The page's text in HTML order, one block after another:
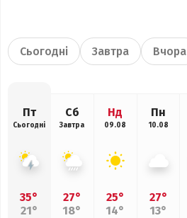
Сьогодні Завтра Вчора
Пт
Сьогодні
35°
21°
Сб
Завтра
27°
18°
Нд
09.08
25°
14°
Пн
10.08
27°
13°